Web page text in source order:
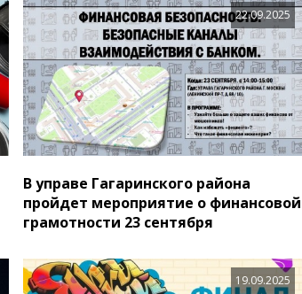
22.09.2025
В управе Гагаринского района
пройдет мероприятие о финансовой
грамотности 23 сентября
19.09.2025